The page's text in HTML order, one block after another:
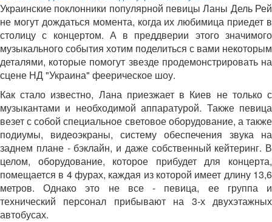
Украинские поклонники популярной певицы Ланы Дель Рей
не могут дождаться момента, когда их любимица приедет в
столицу с концертом. А в преддверии этого значимого
музыкального события хотим поделиться с вами некоторым
деталями, которые помогут звезде продемонстрировать на
сцене НД "Украина" феерическое шоу.
Как стало известно, Лана приезжает в Киев не только с
музыкантами и необходимой аппаратурой. Также певица
везет с собой специальное световое оборудование, а также
подиумы, видеоэкраны, систему обеспечения звука на
заднем плане - бэклайн, и даже собственный кейтеринг. В
целом, оборудование, которое прибудет для концерта,
помещается в 4 фурах, каждая из которой имеет длину 13,6
метров. Однако это не все - певица, ее группа и
технический персонал прибывают на 3-х двухэтажных
автобусах.